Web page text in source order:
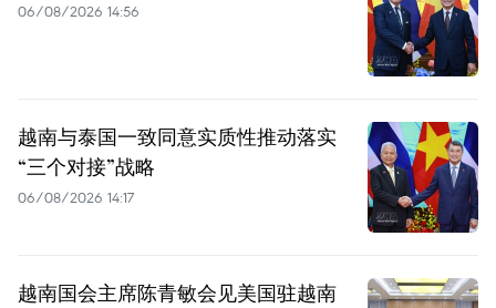
06/08/2026 14:56
越南与泰国一致同意实质性推动落实
“三个对接”战略
06/08/2026 14:17
越南国会主席陈青敏会见美国驻越南